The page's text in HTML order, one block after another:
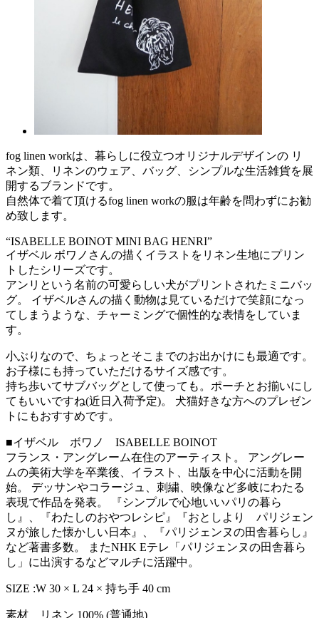
fog linen workは、暮らしに役立つオリジナルデザインの リ
ネン類、リネンのウェア、バッグ、シンプルな生活雑貨を展
開するブランドです。
自然体で着て頂けるfog linen workの服は年齢を問わずにお勧
め致します。
“ISABELLE BOINOT MINI BAG HENRI”
イザベル ボワノさんの描くイラストをリネン生地にプリン
トしたシリーズです。
アンリという名前の可愛らしい犬がプリントされたミニバッ
グ。 イザベルさんの描く動物は見ているだけで笑顔になっ
てしまうような、チャーミングで個性的な表情をしていま
す。
小ぶりなので、ちょっとそこまでのお出かけにも最適です。
お子様にも持っていただけるサイズ感です。
持ち歩いてサブバッグとして使っても。ポーチとお揃いにし
てもいいですね(近日入荷予定)。 犬猫好きな方へのプレゼン
トにもおすすめです。
■イザベル ボワノ ISABELLE BOINOT
フランス・アングレーム在住のアーティスト。 アングレー
ムの美術大学を卒業後、イラスト、出版を中心に活動を開
始。 デッサンやコラージュ、刺繍、映像など多岐にわたる
表現で作品を発表。 『シンプルで心地いいパリの暮ら
し』、『わたしのおやつレシピ』『おとしより パリジェン
ヌが旅した懐かしい日本』、『パリジェンヌの田舎暮らし』
など著書多数。 またNHK Eテレ「パリジェンヌの田舎暮ら
し」に出演するなどマルチに活躍中。
SIZE :W 30 × L 24 × 持ち手 40 cm
素材 リネン 100% (普通地)